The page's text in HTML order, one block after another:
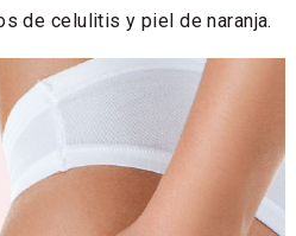
de celulitis y piel de naranja.